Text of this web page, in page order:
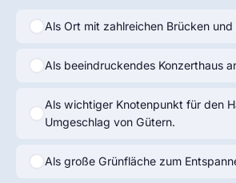
Als Ort mit zahlreichen Brücken und
Als beeindruckendes Konzerthaus
Als wichtiger Knotenpunkt für den
Umgeschlag von Gütern.
Als große Grünfläche zum